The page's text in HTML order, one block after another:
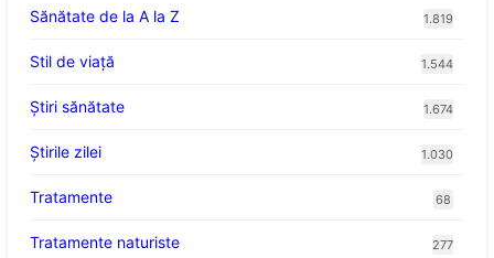
Sănătate de la A la Z 1.819
Stil de viaţă 1.544
Ştiri sănătate 1.674
Știrile zilei 1.030
Tratamente 68
Tratamente naturiste 277